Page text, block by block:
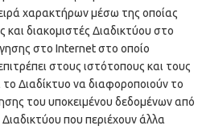
χαρακτήρων μέσω της οποίας
διακομιστές Διαδικτύου στο
στο Internet στο οποίο
στους ιστότοπους και τους
Διαδίκτυο να διαφοροποιούν το
του υποκειμένου δεδομένων από
που περιέχουν άλλα